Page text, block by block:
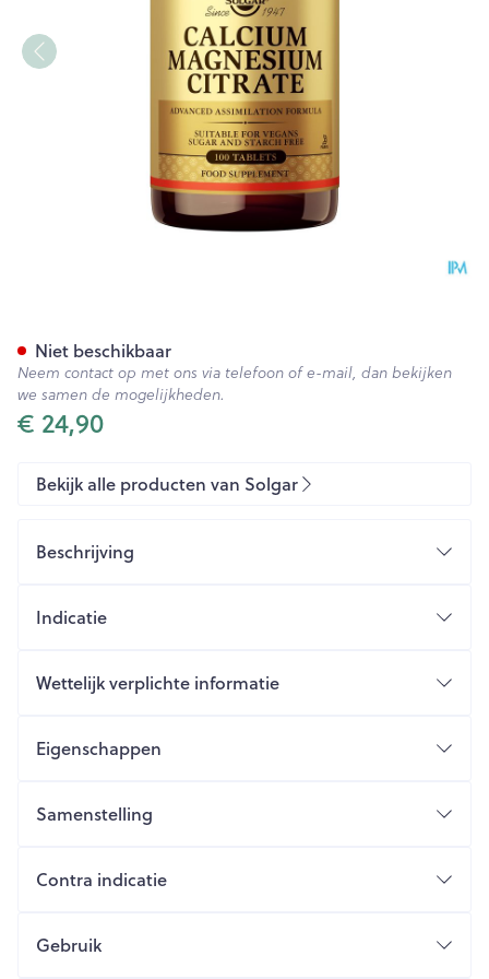
€ 24,90
Niet beschikbaar
Neem contact op met ons via telefoon of e-mail, dan bekijken
we samen de mogelijkheden.
Bekijk alle producten van Solgar
Beschrijving
Indicatie
Wettelijk verplichte informatie
Eigenschappen
Samenstelling
Contra indicatie
Gebruik